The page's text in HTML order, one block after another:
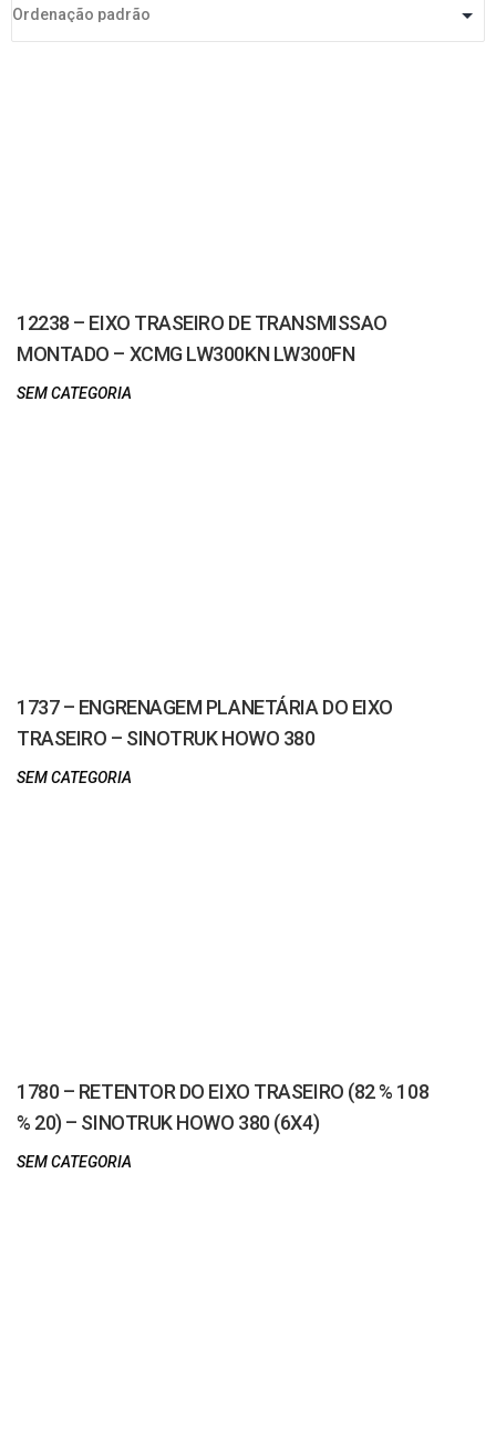
12238 – EIXO TRASEIRO DE TRANSMISSAO
MONTADO – XCMG LW300KN LW300FN
SEM CATEGORIA
1737 – ENGRENAGEM PLANETÁRIA DO EIXO
TRASEIRO – SINOTRUK HOWO 380
SEM CATEGORIA
1780 – RETENTOR DO EIXO TRASEIRO (82 % 108
% 20) – SINOTRUK HOWO 380 (6X4)
SEM CATEGORIA